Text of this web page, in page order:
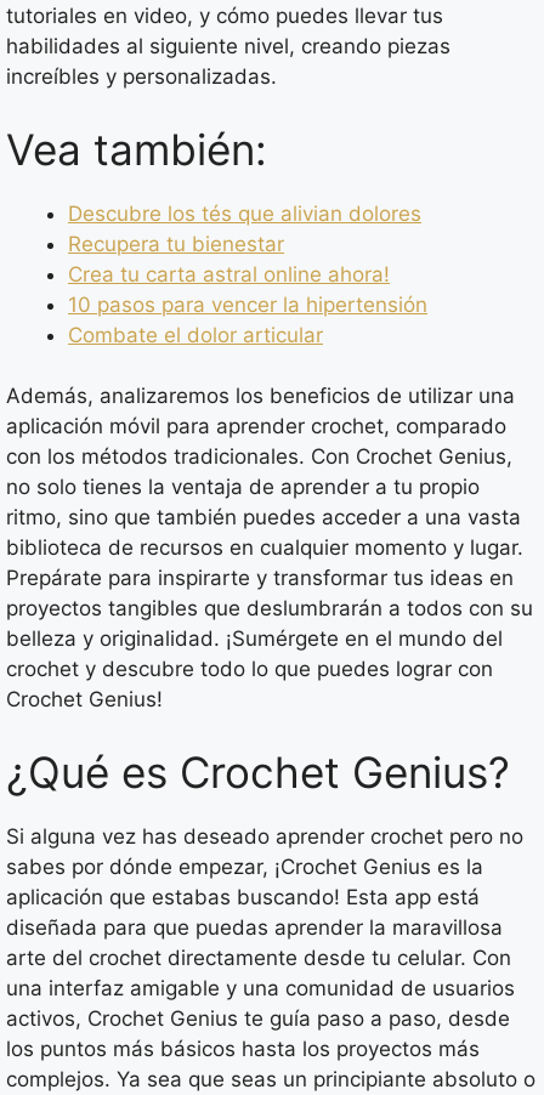
tutoriales en video, y cómo puedes llevar tus
habilidades al siguiente nivel, creando piezas
increíbles y personalizadas.
Vea también:
Descubre los tés que alivian dolores
Recupera tu bienestar
Crea tu carta astral online ahora!
10 pasos para vencer la hipertensión
Combate el dolor articular
Además, analizaremos los beneficios de utilizar una
aplicación móvil para aprender crochet, comparado
con los métodos tradicionales. Con Crochet Genius,
no solo tienes la ventaja de aprender a tu propio
ritmo, sino que también puedes acceder a una vasta
biblioteca de recursos en cualquier momento y lugar.
Prepárate para inspirarte y transformar tus ideas en
proyectos tangibles que deslumbrarán a todos con su
belleza y originalidad. ¡Sumérgete en el mundo del
crochet y descubre todo lo que puedes lograr con
Crochet Genius!
¿Qué es Crochet Genius?
Si alguna vez has deseado aprender crochet pero no
sabes por dónde empezar, ¡Crochet Genius es la
aplicación que estabas buscando! Esta app está
diseñada para que puedas aprender la maravillosa
arte del crochet directamente desde tu celular. Con
una interfaz amigable y una comunidad de usuarios
activos, Crochet Genius te guía paso a paso, desde
los puntos más básicos hasta los proyectos más
complejos. Ya sea que seas un principiante absoluto o